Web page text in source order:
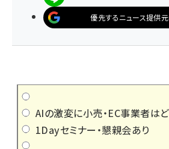
優先するニュース提供
AIの激変に小売・EC事業者は
1Dayセミナー・懇親会あり